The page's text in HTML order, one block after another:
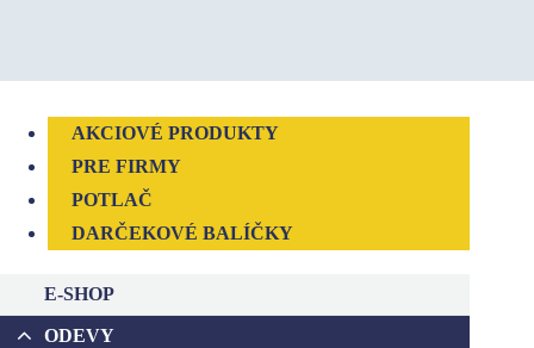
AKCIOVÉ PRODUKTY
PRE FIRMY
POTLAČ
DARČEKOVÉ BALÍČKY
E-SHOP
ODEVY
–